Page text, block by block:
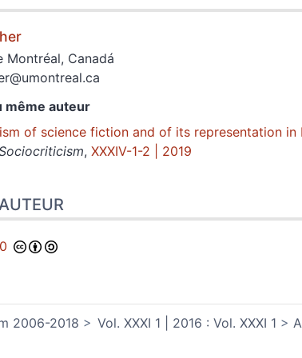
Montréal, Canadá
même auteur
of science fiction and of its representation in
, XXXIV-1-2 | 2019
2006-2018 Vol. XXXI 1 | 2016 : Vol. XXXI 1